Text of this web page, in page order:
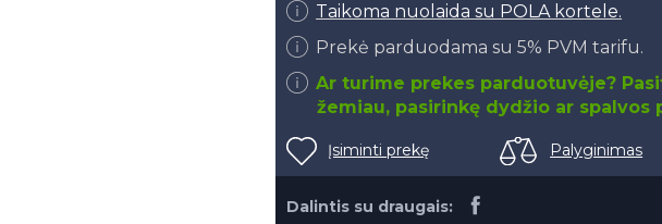
Taikoma nuolaida su POLA kortele.
Prekė parduodama su 5% PVM tarifu.
Ar turime prekes parduotuvėje?
žemiau, pasirinkę dydžio ar spalvos
Įsiminti prekę Palyginimas
Dalintis su draugais: